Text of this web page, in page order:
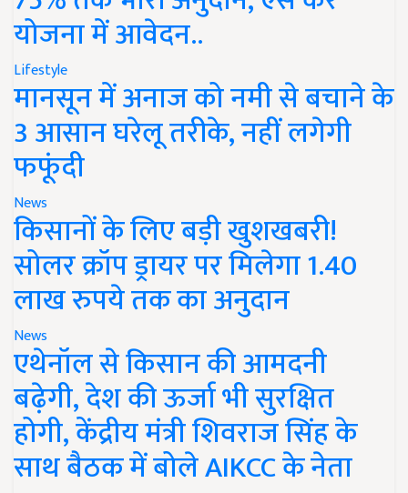
योजना में आवेदन..
Lifestyle
मानसून में अनाज को नमी से बचाने के
3 आसान घरेलू तरीके, नहीं लगेगी
फफूंदी
News
किसानों के लिए बड़ी खुशखबरी!
सोलर क्रॉप ड्रायर पर मिलेगा 1.40
लाख रुपये तक का अनुदान
News
एथेनॉल से किसान की आमदनी
बढ़ेगी, देश की ऊर्जा भी सुरक्षित
होगी, केंद्रीय मंत्री शिवराज सिंह के
साथ बैठक में बोले AIKCC के नेता